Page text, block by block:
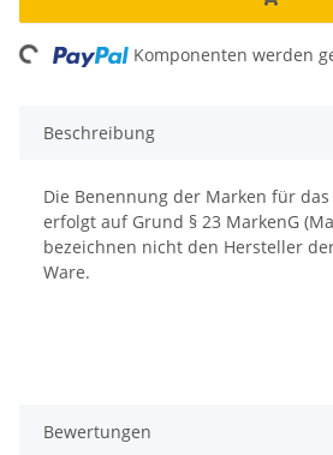
Komponenten werden
Beschreibung
Die Benennung der Marken für
erfolgt auf Grund § 23 MarkenG
bezeichnen nicht den Hersteller
Ware.
Bewertungen